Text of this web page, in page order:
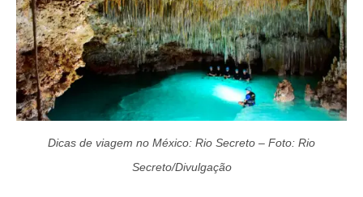
Dicas de viagem no México: Rio Secreto – Foto: Rio
Secreto/Divulgação